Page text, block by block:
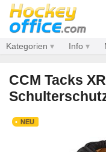
Kategorien Info
CCM Tacks
NEU